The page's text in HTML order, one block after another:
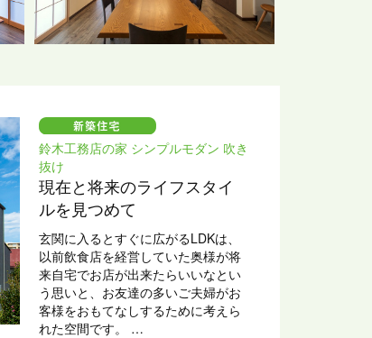
鈴木工務店の家 シンプルモダン 吹き
抜け
現在と将来のライフスタイ
ルを見つめて
玄関に入るとすぐに広がるLDKは、
以前飲食店を経営していた奥様が将
来自宅でお店が出来たらいいなとい
う思いと、お友達の多いご夫婦がお
客様をおもてなしするために考えら
れた空間です。